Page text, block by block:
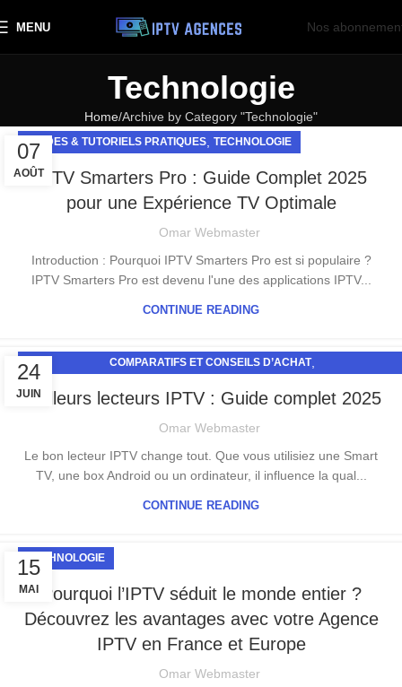
MENU Nos
Technologie
Home Archive by Category "Technologie"
07
AOÛT
GUIDES & TUTORIELS PRATIQUES TECHNOLOGIE
IPTV Smarters Pro : Guide Complet 2025
pour une Expérience TV Optimale
Omar Webmaster
Introduction : Pourquoi IPTV Smarters Pro est si populaire ?
IPTV Smarters Pro est devenu l'une des applications IPTV...
CONTINUE READING
24
JUIN
COMPARATIFS ET CONSEILS D’ACHAT,
Meilleurs lecteurs IPTV : Guide complet 2025
Omar Webmaster
Le bon lecteur IPTV change tout. Que vous utilisiez une Smart
TV, une box Android ou un ordinateur, il influence la qual...
CONTINUE READING
15
MAI
TECHNOLOGIE
Pourquoi l’IPTV séduit le monde entier ?
Découvrez les avantages avec votre Agence
IPTV en France et Europe
Omar Webmaster